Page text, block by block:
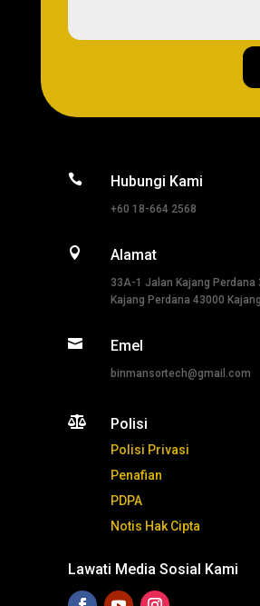
 Hubungi Kami
+60 18-664 2568
 Alamat
33A-1 Jalan Kajang Perdana
Kajang Perdana 43000 Kajang
 Emel
binmansortech@gmail.com
 Polisi
Polisi Privasi
Penafian
PDPA
Notis Hak Cipta
Lawati Media Sosial Kami